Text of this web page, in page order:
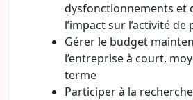
dysfonctionnements et
l’impact sur l’activité
Gérer le budget
l’entreprise à court,
terme
Participer à la